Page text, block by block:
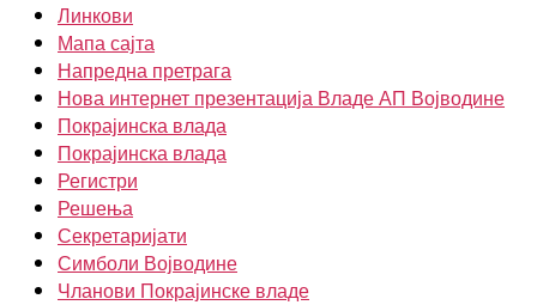
Линкови
Мапа сајта
Напредна претрага
Нова интернет презентација Владе АП Војводине
Покрајинска влада
Покрајинска влада
Регистри
Решења
Секретаријати
Симболи Војводине
Чланови Покрајинске владе